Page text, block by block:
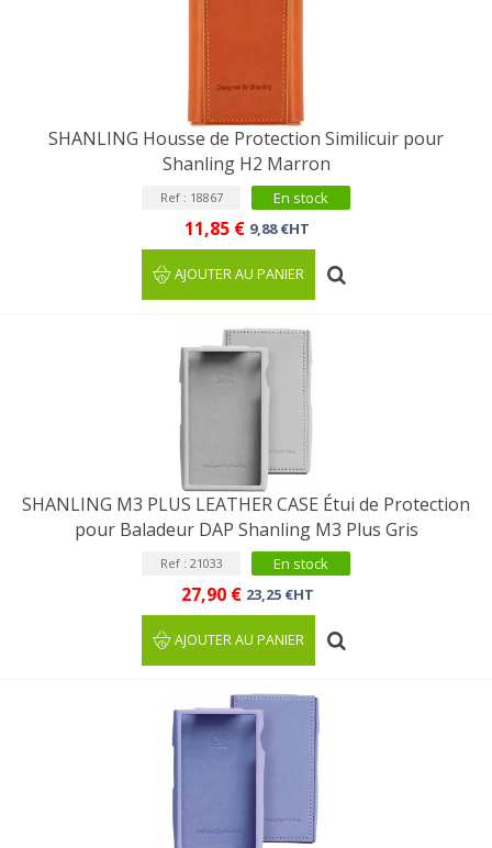
SHANLING Housse de Protection Similicuir pour
Shanling H2 Marron
Ref : 18867 En stock
11,85 € 9,88 €HT
AJOUTER AU PANIER
SHANLING M3 PLUS LEATHER CASE Étui de Protection
pour Baladeur DAP Shanling M3 Plus Gris
Ref : 21033 En stock
27,90 € 23,25 €HT
AJOUTER AU PANIER